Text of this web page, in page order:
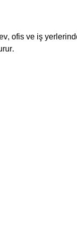
ofis ve iş